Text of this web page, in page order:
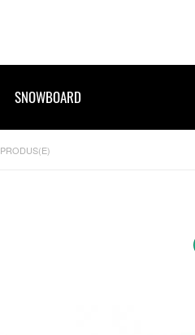
SNOWBOARD
PRODUS(E)